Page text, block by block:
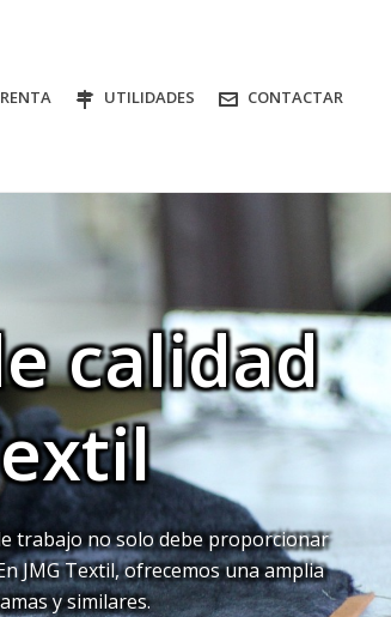
UTILIDADES CONTACTAR
calidad
trabajo no solo debe proporcionar
JMG Textil, ofrecemos una amplia
y similares.